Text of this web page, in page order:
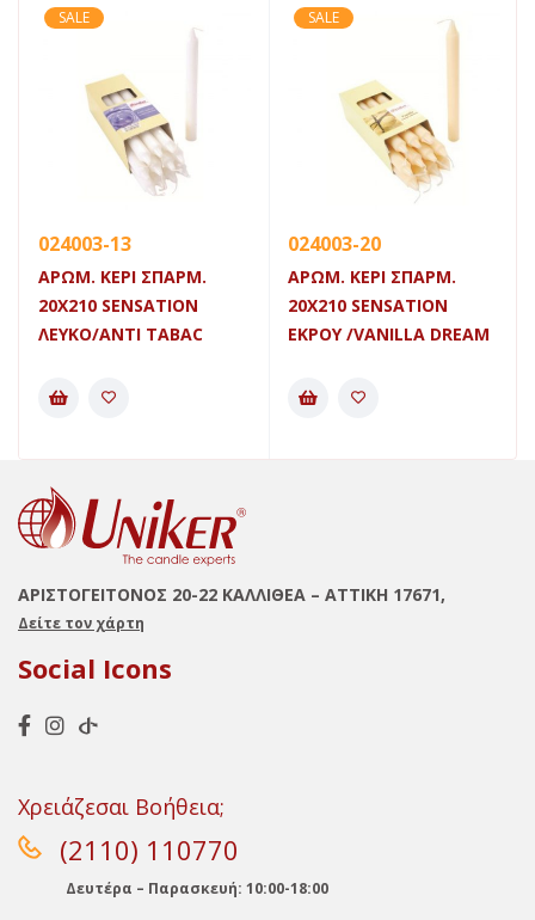
SALE
024003-13
ΑΡΩΜ. ΚΕΡΙ ΣΠΑΡΜ.
20Χ210 SENSATION
ΛΕΥΚΟ/ANTI TABAC
SALE
024003-20
ΑΡΩΜ. ΚΕΡΙ ΣΠΑΡΜ.
20Χ210 SENSATION
ΕΚΡΟΥ /VANILLA DREAM
ΑΡΙΣΤΟΓΕΙΤΟΝΟΣ 20-22 ΚΑΛΛΙΘΕΑ – ΑΤΤΙΚΗ 17671,
Δείτε τον χάρτη
Social Icons
Χρειάζεσαι Βοήθεια;
(2110) 110770
Δευτέρα – Παρασκευή: 10:00-18:00